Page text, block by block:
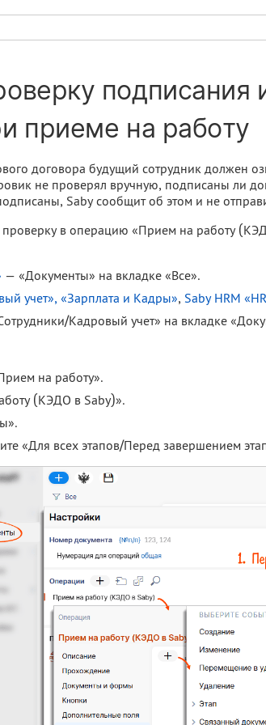
подписания
приеме на работу
договора будущий сотрудник должен
не проверял вручную, подписаны ли
Saby сообщит об этом и не
проверку в операцию «Прием на работу
— «Документы» на вкладке «Все».
учет», «Зарплата и Кадры», Saby HRM
Кадровый учет» на вкладке
на работу».
(КЭДО в Saby)».
«Для всех этапов/Перед завершением